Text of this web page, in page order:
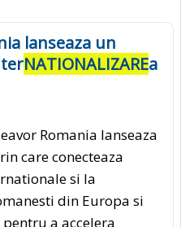
lanseaza un
NATIONALIZAREa
Romania lanseaza
care conecteaza
si la
din Europa si
a accelera